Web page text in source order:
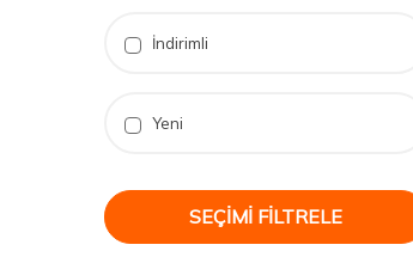
İndirimli
Yeni
SEÇIMI FILTRELE